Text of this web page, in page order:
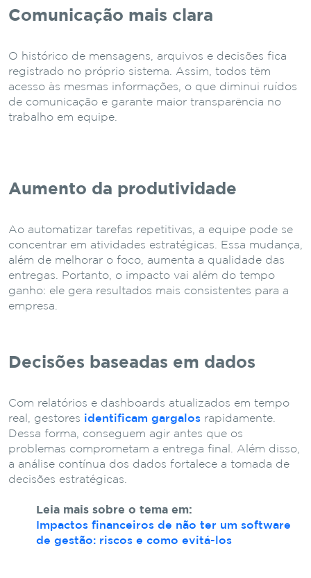
Comunicação mais clara
O histórico de mensagens, arquivos e decisões fica
registrado no próprio sistema. Assim, todos têm
acesso às mesmas informações, o que diminui ruídos
de comunicação e garante maior transparência no
trabalho em equipe.
Aumento da produtividade
Ao automatizar tarefas repetitivas, a equipe pode se
concentrar em atividades estratégicas. Essa mudança,
além de melhorar o foco, aumenta a qualidade das
entregas. Portanto, o impacto vai além do tempo
ganho: ele gera resultados mais consistentes para a
empresa.
Decisões baseadas em dados
Com relatórios e dashboards atualizados em tempo
real, gestores identificam gargalos rapidamente.
Dessa forma, conseguem agir antes que os
problemas comprometam a entrega final. Além disso,
a análise contínua dos dados fortalece a tomada de
decisões estratégicas.
Leia mais sobre o tema em:
Impactos financeiros de não ter um software
de gestão: riscos e como evitá-los